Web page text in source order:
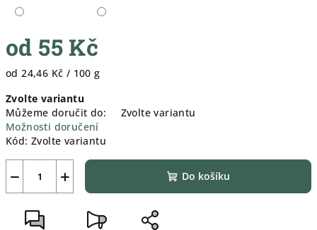
od 55 Kč
Měrná
od 24,46 Kč / 100 g
Zvolte variantu
Můžeme doručit do:
Zvolte variantu
Možnosti doručení
Kód: Zvolte variantu
+
− Do košíku